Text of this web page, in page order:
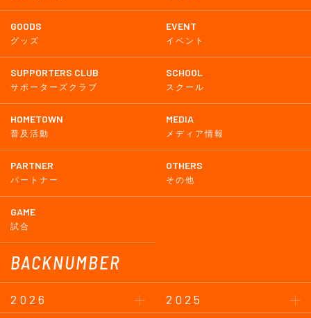
GOODS
グッズ
EVENT
イベント
SUPPORTERS CLUB
サポーターズクラブ
SCHOOL
スクール
HOMETOWN
普及活動
MEDIA
メディア情報
PARTNER
パートナー
OTHERS
その他
GAME
試合
BACKNUMBER
2026
2025